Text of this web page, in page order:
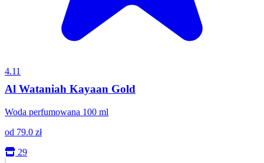
4.11
Al Wataniah Kayaan Gold
Woda perfumowana 100 ml
od 79.0 zł
29